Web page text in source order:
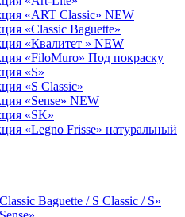
«ART Classic» NEW
«Classic Baguette»
«Квалитет » NEW
«FiloMuro» Под покраску
«S»
«S Classic»
«Sense» NEW
«SK»
«Legno Frisse» натуральный
Baguette / S Classic / S»